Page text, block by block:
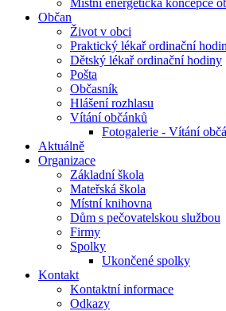
Místní energetická koncepce
Občan
Život v obci
Praktický lékař ordinační
Dětský lékař ordinační hodiny
Pošta
Občasník
Hlášení rozhlasu
Vítání občánků
Fotogalerie - Vítání
Aktuálně
Organizace
Základní škola
Mateřská škola
Místní knihovna
Dům s pečovatelskou službou
Firmy
Spolky
Ukončené spolky
Kontakt
Kontaktní informace
Odkazy